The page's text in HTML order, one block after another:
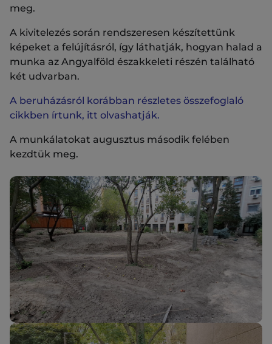
meg.
A kivitelezés során rendszeresen készítettünk
képeket a felújításról, így láthatják, hogyan halad a
munka az Angyalföld északkeleti részén található
két udvarban.
A beruházásról korábban részletes összefoglaló
cikkben írtunk, itt olvashatják.
A munkálatokat augusztus második felében
kezdtük meg.